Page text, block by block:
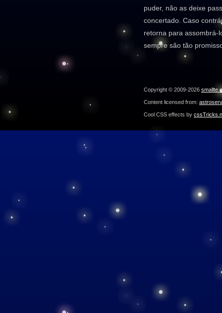
puder, não as deixe
concertado. Caso
retorna para assombrá-
sempre são tão
Copyright © 2009-2026
Content licensed from:
Cool CSS effects by